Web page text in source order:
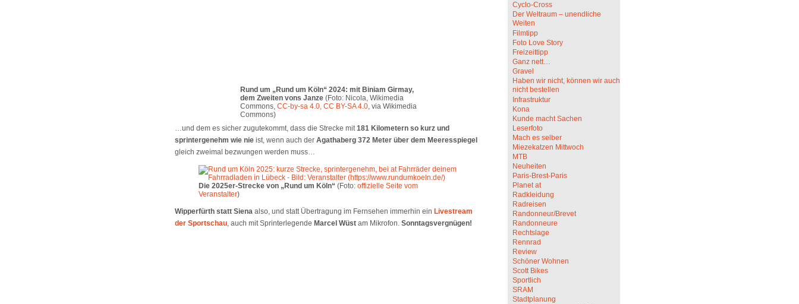
Rund um „Rund um Köln“ 2024: mit Biniam Girmay,
dem Zweiten vons Janze(Foto: Nicola, Wikimedia
Commons, CC-by-sa 4.0, CC BY-SA 4.0, via Wikimedia
Commons)
…und dem es sicher zugutekommt, dass die Strecke mit181 Kilometern so kurz und
sprintergenehm wie nie ist, wenn auch der Agathaberg 372 Meter über dem Meeresspiegel
gleich zweimal bezwungen werden muss…
Die 2025er-Strecke von „Rund um Köln“ (Foto: offizielle Seite vom
Veranstalter)
Wipperfürth statt Siena also, und statt Übertragung im Fernsehen immerhin ein Livestream
der Sportschau, auch mit Sprinterlegende Marcel Wüst am Mikrofon. Sonntagsvergnügen!
Cyclo-Cross
Der Weltraum – unendliche
Weiten
Filmtipp
Foto Love Story
Freizeittipp
Ganz nett…
Gravel
Haben wir nicht, können wir auch
nicht bestellen
Infrastruktur
Kona
Kunde macht Sachen
Leserfoto
Mach es selber
Miezekatzen Mittwoch
MTB
Neuheiten
Paris-Brest-Paris
Planet at
Radkleidung
Radreisen
Randonneur/Brevet
Randonneure
Rechtslage
Rennrad
Review
Schöner Wohnen
Scott Bikes
Sportlich
SRAM
Stadtplanung